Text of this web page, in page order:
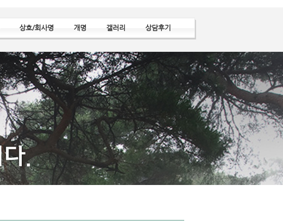
상호/회사명 개명 갤러리 상담후기